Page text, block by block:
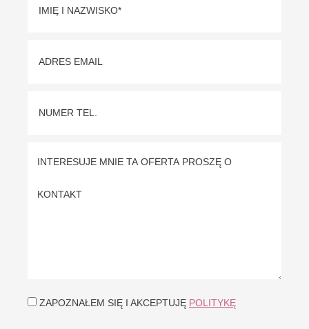
ZAPOZNAŁEM SIĘ I AKCEPTUJĘ POLITYKĘ